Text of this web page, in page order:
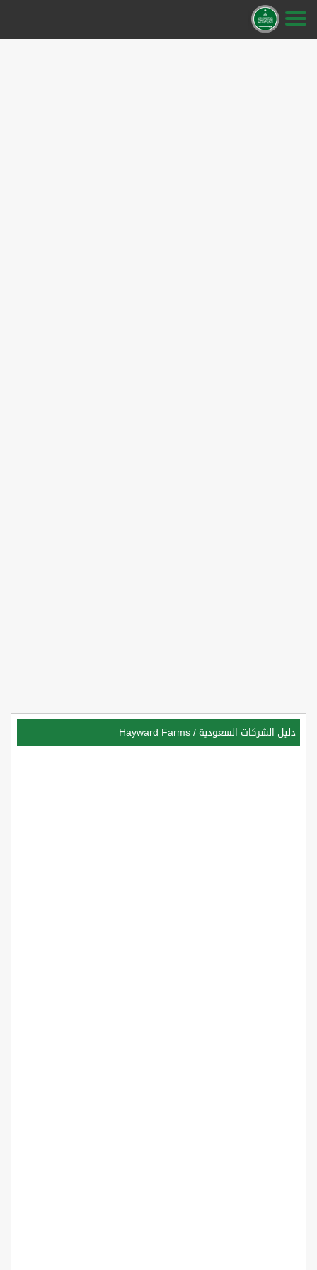
دليل الشركات السعودية /
Hayward Farms